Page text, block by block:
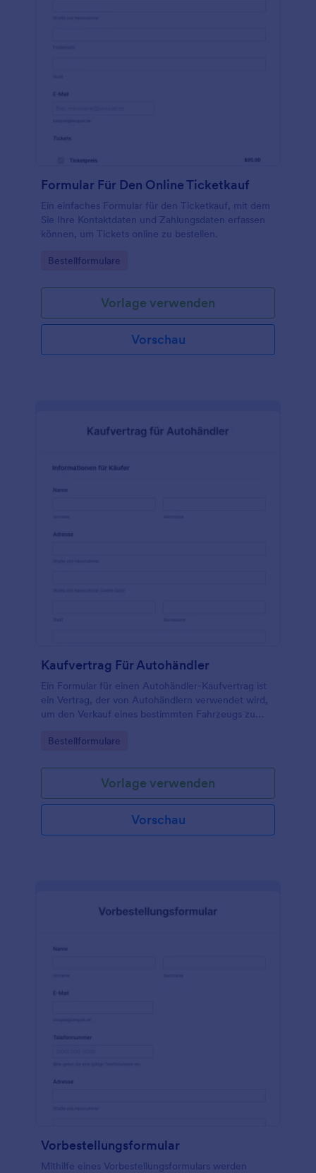
Formular Für Den Online Ticketkauf
Ein einfaches Formular für den Ticketkauf, mit dem
Sie Ihre Kontaktdaten und Zahlungsdaten erfassen
können, um Tickets online zu bestellen.
Go to Category:
Bestellformulare
Vorlage verwenden
Vorschau
Kaufvertrag Für Autohändler
Ein Formular für einen Autohändler-Kaufvertrag ist
ein Vertrag, der von Autohändlern verwendet wird,
um den Verkauf eines bestimmten Fahrzeugs zu
Go to Category:
Bestellformulare
Vorlage verwenden
Vorschau
Vorbestellungsformular
Mithilfe eines Vorbestellungsformulars werden